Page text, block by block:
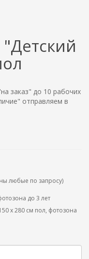
заказ" до 10 рабочих
отправляем в
любые по запросу)
до 3 лет
х 280 см пол, фотозона